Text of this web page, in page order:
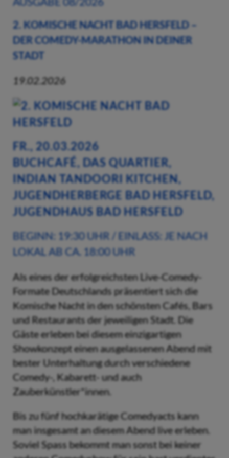
2. KOMISCHE NACHT BAD HERSFELD –
DER COMEDY-MARATHON IN DEINER
STADT
19.02.2026
FR., 20.03.2026
BUCHCAFÉ, DAS QUARTIER,
INDIAN TANDOORI KITCHEN,
JUGENDHERBERGE BAD HERSFELD,
JUGENDHAUS BAD HERSFELD
BEGINN: 19:30 UHR / EINLASS: JE NACH
LOKAL AB CA. 18:00 UHR
Als eines der erfolgreichsten Live-Comedy-
Formate Deutschlands präsentiert sich die
Komische Nacht in den schönsten Cafés, Bars
und Restaurants der jeweiligen Stadt. Die
Gäste erleben bei diesem einzigartigen
Showkonzept einen ausgelassenen Abend mit
bester Unterhaltung durch verschiedene
Comedy-, Kabarett- und auch
Zauberkünstler*innen.
Bis zu fünf hochkarätige Comedyacts kann
man insgesamt an diesem Abend live erleben.
Soviel Spass bekommt man sonst bei keiner